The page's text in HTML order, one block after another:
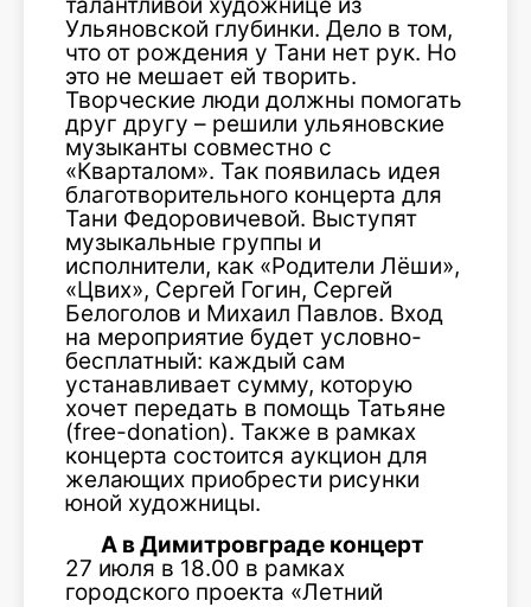
Ульяновской глубинки. Дело в том,
что от рождения у Тани нет рук. Но
это не мешает ей творить.
Творческие люди должны помогать
друг другу – решили ульяновские
музыканты совместно с
«Кварталом». Так появилась идея
благотворительного концерта для
Тани Федоровичевой. Выступят
музыкальные группы и
исполнители, как «Родители Лёши»,
«Цвих», Сергей Гогин, Сергей
Белоголов и Михаил Павлов. Вход
на мероприятие будет условно-
бесплатный: каждый сам
устанавливает сумму, которую
хочет передать в помощь Татьяне
(free-donation). Также в рамках
концерта состоится аукцион для
желающих приобрести рисунки
юной художницы.
А в Димитровграде концерт
27 июля в 18.00 в рамках
городского проекта «Летний